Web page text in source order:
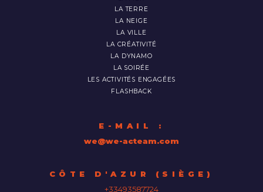
LA TERRE
LA NEIGE
LA VILLE
LA CRÉATIVITÉ
LA DYNAMO
LA SOIRÉE
LES ACTIVITÉS ENGAGÉES
FLASHBACK
E-MAIL :
we@we-acteam.com